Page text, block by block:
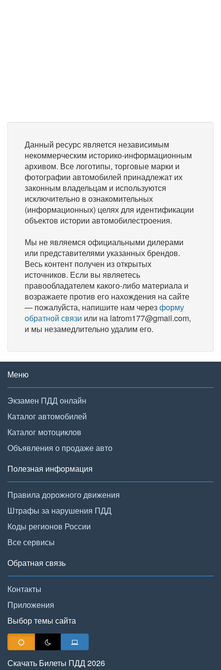
Данный ресурс является независимым
некоммерческим историко-информационным
архивом. Все логотипы, торговые марки и
фотографии автомобилей принадлежат их
законным владельцам и используются
исключительно в ознакомительных
(информационных) целях для идентификации
объектов истории автомобилестроения.
Мы не являемся официальными дилерами
или представителями указанных брендов.
Весь контент получен из открытых
источников. Если вы являетесь
правообладателем какого-либо материала и
возражаете против его нахождения на сайте
— пожалуйста, напишите нам черезформу
обратной связи или на latrom177@gmail.com,
и мы незамедлительно удалим его.
Меню
Экзамен ПДД онлайн
Каталог автомобилей
Каталог мотоциклов
Объявления о продаже авто
Полезная информация
Правила дорожного движения
Штрафы за нарушения ПДД
Коды регионов России
Все сервисы
Обратная связь
Контакты
Приложения
Выбор темы сайта
Скачать Билеты ПДД 2026